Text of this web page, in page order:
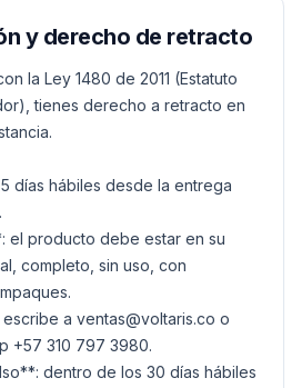
y derecho de retracto
la Ley 1480 de 2011 (Estatuto
tienes derecho a retracto en
días hábiles desde la entrega
el producto debe estar en su
completo, sin uso, con
a ventas@voltaris.co o
+57 310 797 3980.
dentro de los 30 días hábiles